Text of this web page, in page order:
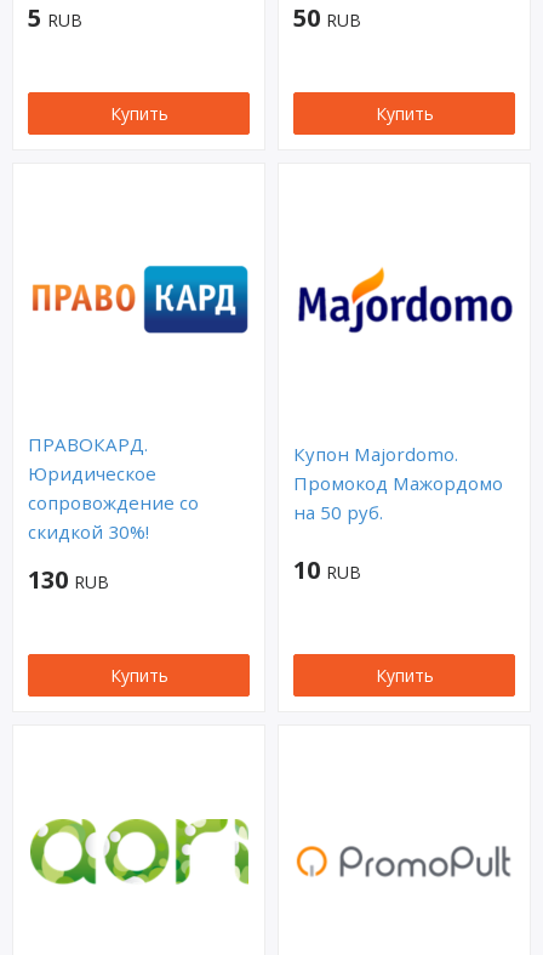
5 RUB
Купить
50 RUB
Купить
ПРАВОКАРД.
Юридическое
сопровождение со
скидкой 30%!
130 RUB
Купить
Купон Majordomo.
Промокод Мажордомо
на 50 руб.
10 RUB
Купить